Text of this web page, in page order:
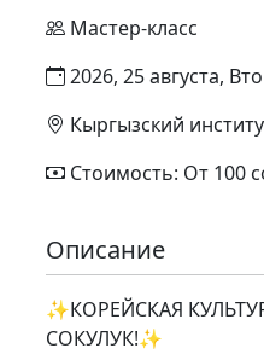
Мастер-класс
2026, 25 августа,
Кыргызский
Стоимость: От 100
Описание
✨КОРЕЙСКАЯ
СОКУЛУК!✨